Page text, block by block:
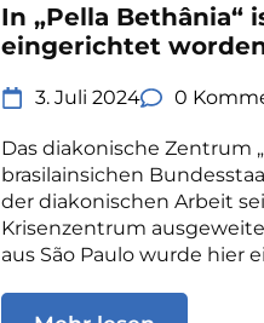
In „Pella Bethânia“
eingerichtet
3. Juli 2024 0
Das diakonische Zentrum
brasilainsichen
der diakonischen Arbeit
Krisenzentrum
aus São Paulo wurde hier